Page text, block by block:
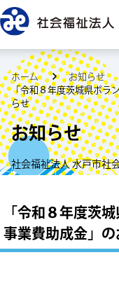
ホーム
お知らせ
「令和８年度茨城県ボラ
らせ
お知らせ
社会福祉法人 水戸市社
「令和８年度茨
事業費助成金」